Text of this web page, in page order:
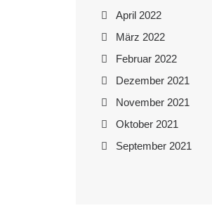
April 2022
März 2022
Februar 2022
Dezember 2021
November 2021
Oktober 2021
September 2021